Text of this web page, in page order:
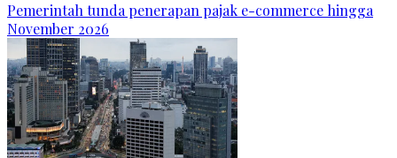
Pemerintah tunda penerapan pajak e-commerce hingga
November 2026